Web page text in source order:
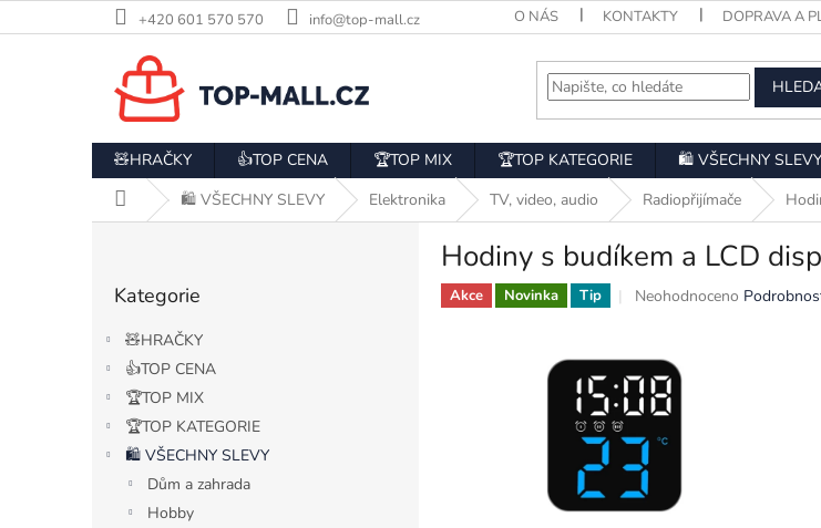
na
+420 601 570 570 info@top-mall.cz O NÁS KONTAKTY DOPRAVA A
🧸HRAČKY 👍TOP CENA 🏆TOP MIX 🏆TOP KATEGORIE 🛍️ VŠECHNY SLEVY
Domů 🛍️ VŠECHNY SLEVY Elektronika TV, video, audio Radiopřijímače
kategorie
Kategorie
🧸HRAČKY
👍TOP CENA
🏆TOP MIX
🏆TOP KATEGORIE
🛍️ VŠECHNY SLEVY
Dům a zahrada
Hobby
Hodiny s budíkem a LCD
Akce Novinka Tip
Průměrné
je
0,0
z
5
hvězdiček.
Neohodnoceno